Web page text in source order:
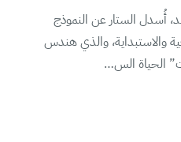
أُسدل الستار عن النموذج
والاستبداية، والذي هندس
الحياة الس…